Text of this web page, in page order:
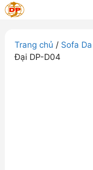
Chuyển
đến
dungTrang chủ / Sofa Da
Đại DP-D04